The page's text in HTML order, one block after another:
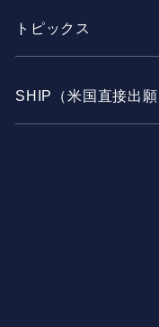
トピックス
SHIP（米国直接出